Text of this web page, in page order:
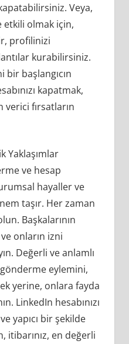
Veya,
etkili olmak için,
profilinizi
kurabilirsiniz.
bir başlangıcın
kapatmak,
verici fırsatların
Yaklaşımlar
ve hesap
hayaller ve
taşır. Her zaman
Başkalarının
onların izni
Değerli ve anlamlı
eylemini,
yerine, onlara fayda
LinkedIn hesabınızı
yapıcı bir şekilde
itibarınız, en değerli